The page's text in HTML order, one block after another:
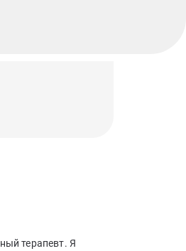
терапевт. Я